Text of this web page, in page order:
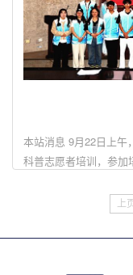
本站消息 9月22日上午
科普志愿者培训，参加
着装、良好姿态等要...
上